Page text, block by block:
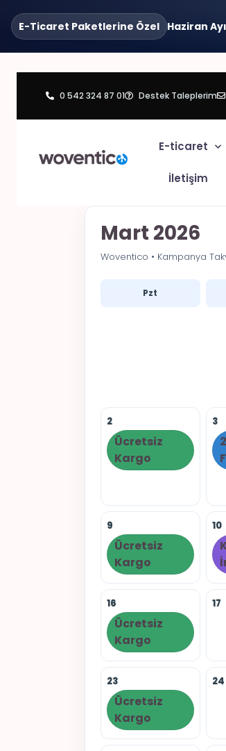
E-Ticaret Paketlerine Özel Haziran
0 542 324 87 01 Destek Taleplerim
E-ticaret
İletişim
Mart 2026
Woventico • Kampanya
Pzt
2
Ücretsiz
Kargo
3
9
Ücretsiz
Kargo
10
16
Ücretsiz
Kargo
17
23
Ücretsiz
Kargo
24